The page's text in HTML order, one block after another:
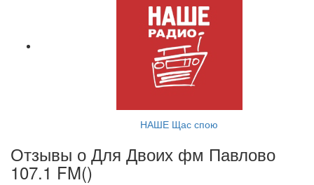
НАШЕ Щас спою
Отзывы о Для Двоих фм Павлово
107.1 FM()